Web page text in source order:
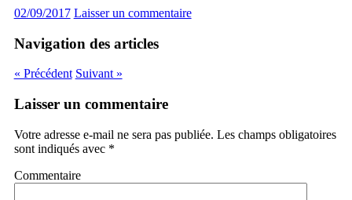
02/09/2017 Laisser un commentaire
Navigation des articles
« Précédent Suivant »
Laisser un commentaire
Votre adresse e-mail ne sera pas publiée. Les champs obligatoires
sont indiqués avec *
Commentaire